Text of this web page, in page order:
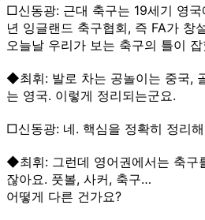
□신동광: 근대 축구는 19세기 영
년 잉글랜드 축구협회, 즉 FA가 창
오늘날 우리가 보는 축구의 틀이
◆최휘: 발로 차는 공놀이는 중국,
는 영국. 이렇게 정리되는군요.
□신동광: 네. 핵심을 정확히 정리
◆최휘: 그런데 영어권에서는 축구
잖아요. 풋볼, 사커, 축구…
어떻게 다른 건가요?